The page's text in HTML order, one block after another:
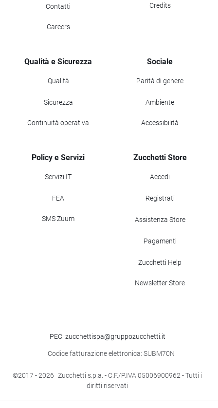
Contatti
Careers
Credits
Qualità e Sicurezza
Qualità
Sicurezza
Continuità operativa
Sociale
Parità di genere
Ambiente
Accessibilità
Policy e Servizi
Servizi IT
FEA
SMS Zuum
Zucchetti Store
Accedi
Registrati
Assistenza Store
Pagamenti
Zucchetti Help
Newsletter Store
©2017- 2026 Zucchetti s.p.a. - C.F./P.IVA 05006900962 - Tutti i
diritti riservati
PEC: zucchettispa@gruppozucchetti.it
Codice fatturazione elettronica: SUBM70N